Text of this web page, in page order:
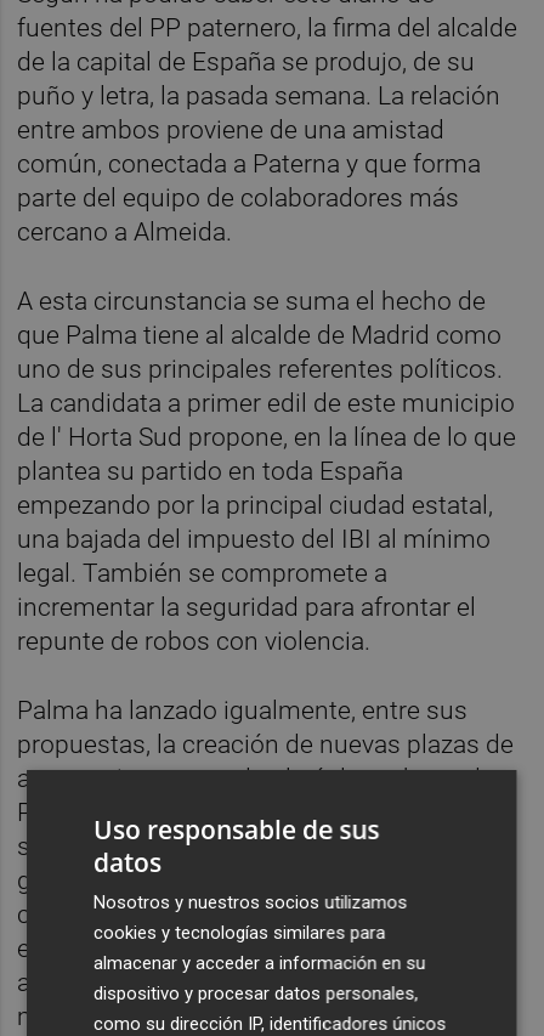
fuentes del PP paternero, la firma del alcalde
de la capital de España se produjo, de su
puño y letra, la pasada semana. La relación
entre ambos proviene de una amistad
común, conectada a Paterna y que forma
parte del equipo de colaboradores más
cercano a Almeida.
A esta circunstancia se suma el hecho de
que Palma tiene al alcalde de Madrid como
uno de sus principales referentes políticos.
La candidata a primer edil de este municipio
de l' Horta Sud propone, en la línea de lo que
plantea su partido en toda España
empezando por la principal ciudad estatal,
una bajada del impuesto del IBI al mínimo
legal. También se compromete a
incrementar la seguridad para afrontar el
repunte de robos con violencia.
Palma ha lanzado igualmente, entre sus
propuestas, la creación de nuevas plazas de
aparcamiento en todo el núcleo urbano de
Paterna. En esa línea plantea aprovechar los
solares públicos para construir parkings
gratuitos para los vecinos. Para promover la
construcción de parkings privados eliminará
el coste de la licencia de obra para todo
aquel que quiera construir un parking en el
municipio.
Uso responsable de sus
datos
Nosotros y nuestros socios utilizamos
cookies y tecnologías similares para
almacenar y acceder a información en su
dispositivo y procesar datos personales,
como su dirección IP, identificadores únicos